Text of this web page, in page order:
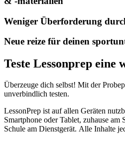
Weniger Überforderung
Neue reize für deinen
Teste Lessonprep eine
Überzeuge dich selbst! Mit der
unverbindlich testen.
LessonPrep ist auf allen Geräten
Smartphone oder Tablet, zuhause am
Schule am Dienstgerät. Alle Inhalte